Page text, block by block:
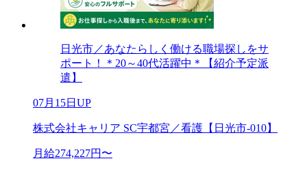
日光市／あなたらしく働ける職場探しをサ
ポート！＊20～40代活躍中＊【紹介予定派
遣】
07月15日UP
株式会社キャリア SC宇都宮／看護【日光市-010】
月給274,227円〜